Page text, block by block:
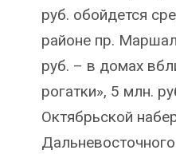
руб. обойдется
районе пр.
руб. – в домах
рогатки», 5 млн.
Октябрьской